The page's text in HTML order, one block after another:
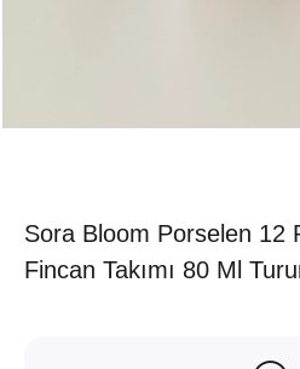
Sora Bloom Porselen 12
Fincan Takımı 80 Ml